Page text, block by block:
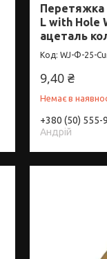
Перетяжка
L with Hole
ацеталь
WJ-Ф-25-
9,40 ₴
Немає в
+380 (50) 555-
Андрій